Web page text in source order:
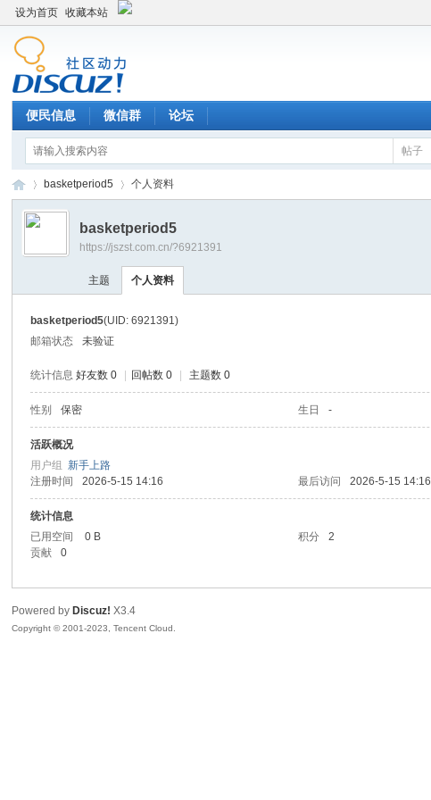
设为首页 收藏本站
便民信息 微信群 论坛
帖子
uz!
›
basketperiod5 个人资料
basketperiod5
https://jszst.com.cn/?6921391
主题 个人资料
basketperiod5(UID: 6921391)
邮箱状态
未验证
统计信息 好友数 0 回帖数 0 主题数 0
性别 保密 生日 -
活跃概况
用户组新手上路
注册时间
2026-5-15 14:16 最后访问 2026-5-15 14:16
统计信息
已用空间
0 B 积分 2
贡献
0
Powered by Discuz! X3.4
Copyright © 2001-2023, Tencent Cloud.